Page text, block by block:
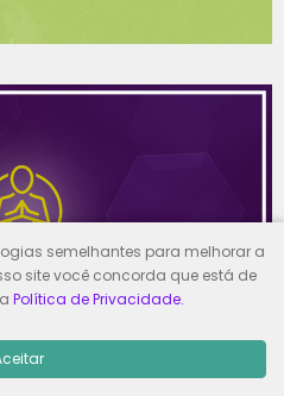
semelhantes para melhorar a
site você concorda que está de
Política de Privacidade.